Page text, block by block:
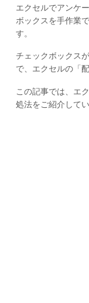
エクセルでアンケ
ボックスを手作業
す。
チェックボックス
で、エクセルの「
この記事では、エ
処法をご紹介してい